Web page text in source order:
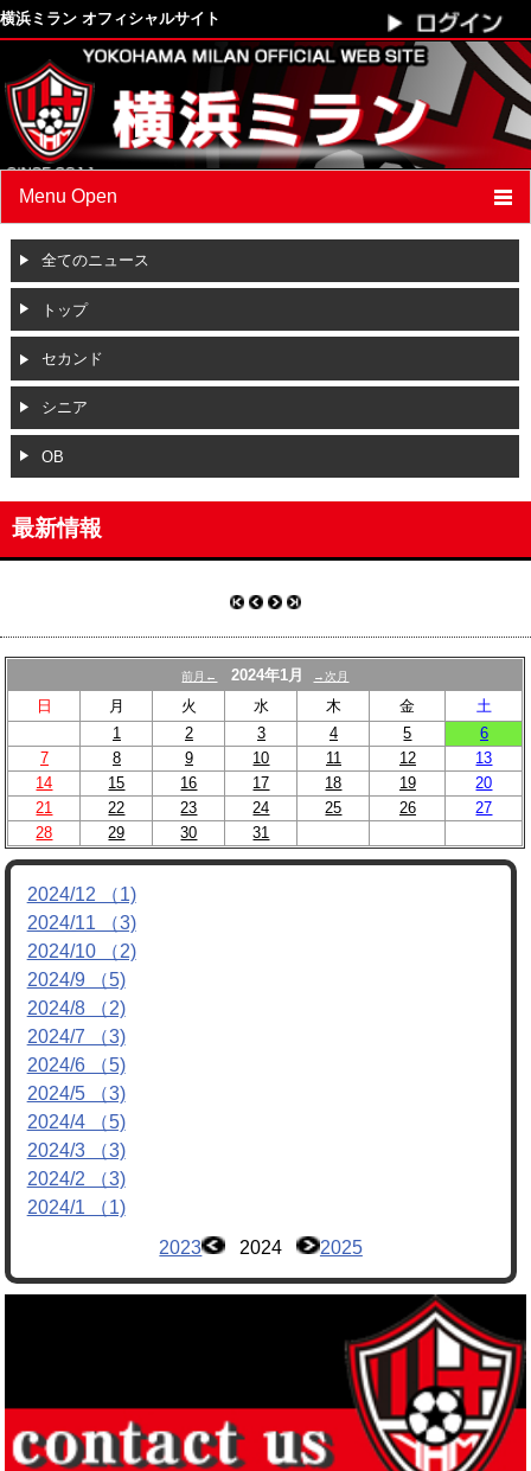
横浜ミラン オフィシャルサイト
Menu Open
最新情報
クラブプロフィール
スケジュール
選手 スタッフ紹介
フォトアルバム
ブログ
OBページ
動画
対戦チーム募集 メンバー募集
全てのニュース
トップ
セカンド
シニア
OB
最新情報
前月← 2024年1月 →次月
日 月 火 水 木 金
土
1
2 3 4 5
6
7
8 9 10 11 12
13
14
15 16 17 18 19
20
21
22 23 24 25 26
27
28
29 30 31
2024/12 （1)
2024/11 （3)
2024/10 （2)
2024/9 （5)
2024/8 （2)
2024/7 （3)
2024/6 （5)
2024/5 （3)
2024/4 （5)
2024/3 （3)
2024/2 （3)
2024/1 （1)
2023
2024 2025